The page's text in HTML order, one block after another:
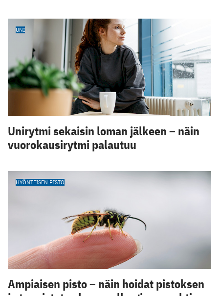
UNI
Unirytmi sekaisin loman jälkeen – näin
vuorokausirytmi palautuu
HYÖNTEISEN PISTO
Ampiaisen pisto – näin hoidat pistoksen